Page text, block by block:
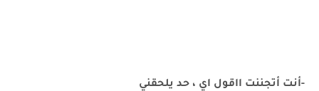
-أنت أتجننت ااقول اي ، حد يلحقني